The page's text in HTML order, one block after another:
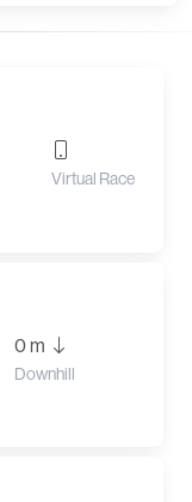
Virtual Race
0 m
Downhill